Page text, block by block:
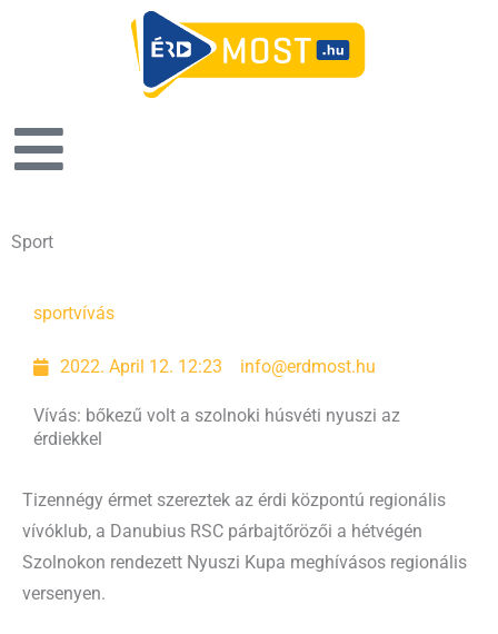
Sport
sportvívás
2022. April 12. 12:23 info@erdmost.hu
Vívás: bőkezű volt a szolnoki húsvéti nyuszi az
érdiekkel
Tizennégy érmet szereztek az érdi központú regionális
vívóklub, a Danubius RSC párbajtőrözői a hétvégén
Szolnokon rendezett Nyuszi Kupa meghívásos regionális
versenyen.